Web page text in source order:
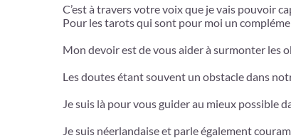
C’est à travers votre voix que je vais pouvoir
Pour les tarots qui sont pour moi un
Mon devoir est de vous aider à surmonter les
Les doutes étant souvent un obstacle dans
Je suis là pour vous guider au mieux possible
Je suis néerlandaise et parle également